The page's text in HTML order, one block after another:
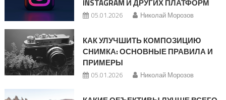
INSTAGRAM И ДРУГИХ ПЛАТФОРМ
05.01.2026 Николай Морозов
КАК УЛУЧШИТЬ КОМПОЗИЦИЮ
СНИМКА: ОСНОВНЫЕ ПРАВИЛА И
ПРИМЕРЫ
05.01.2026 Николай Морозов